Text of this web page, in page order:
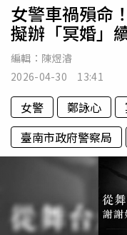
女警車禍殞命
擬辦「冥婚」
編輯： 陳煜濬
2026-04-30 13:41
女警 鄭詠心
臺南市政府警察局